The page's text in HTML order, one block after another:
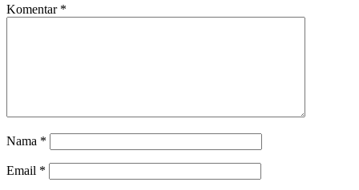
Komentar *
Nama *
Email *